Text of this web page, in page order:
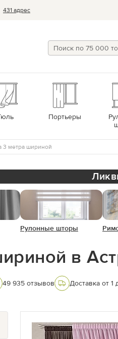
431 адрес
Портьеры
3 метра шириной
Рулонные шторы
в
49 935 отзывов Доставка от 1